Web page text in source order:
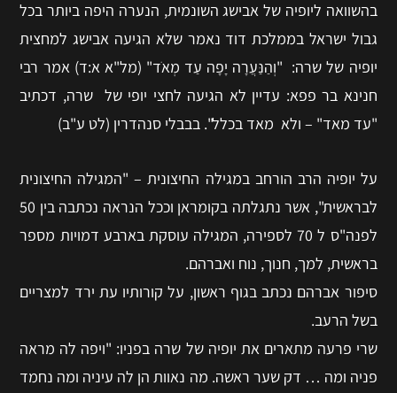
בהשוואה ליופיה של אבישג השונמית, הנערה היפה ביותר בכל
גבול ישראל בממלכת דוד נאמר שלא הגיעה אבישג למחצית
יופיה של שרה: "וְהַנַּעֲרָה יָפָה עַד מְאֹד" (מל"א א:ד) אמר רבי
חנינא בר פפא: עדיין לא הגיעה לחצי יופי של שרה, דכתיב
"עד מאד" – ולא מאד בכלל". בבבלי סנהדרין (לט ע"ב)
על יופיה הרב הורחב במגילה החיצונית – "המגילה החיצונית
לבראשית", אשר נתגלתה בקומראן וככל הנראה נכתבה בין 50
לפנה"ס ל 70 לספירה, המגילה עוסקת בארבע דמויות מספר
בראשית, למך, חנוך, נוח ואברהם.
סיפור אברהם נכתב בגוף ראשון, על קורותיו עת ירד למצריים
בשל הרעב.
שרי פרעה מתארים את יופיה של שרה בפניו: "ויפה לה מראה
פניה ומה … דק שער ראשה. מה נאוות הן לה עיניה ומה נחמד